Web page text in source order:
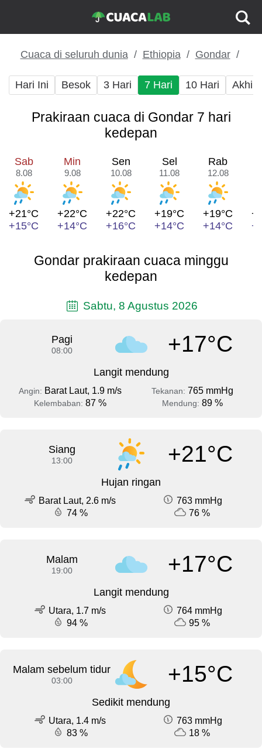
Cuaca di seluruh dunia Ethiopia Gondar
Hari Ini Besok 3 Hari 7 Hari 10 Hari Akhir
Prakiraan cuaca di Gondar 7 hari
kedepan
Sab
8.08
+21°C
+15°C
Min
9.08
+22°C
+14°C
Sen
10.08
+22°C
+16°C
Sel
11.08
+19°C
+14°C
Rab
12.08
+19°C
+14°C
Gondar prakiraan cuaca minggu
kedepan
Sabtu, 8 Agustus 2026
Pagi
08:00 +17°C
Langit mendung
Angin: Barat Laut, 1.9 m/s Tekanan: 765 mmHg
Kelembaban: 87 % Mendung: 89 %
Siang
13:00 +21°C
Hujan ringan
Barat Laut, 2.6 m/s
763 mmHg
74 %
76 %
Malam
19:00 +17°C
Langit mendung
Utara, 1.7 m/s
764 mmHg
94 %
95 %
Malam sebelum tidur
03:00 +15°C
Sedikit mendung
Utara, 1.4 m/s
763 mmHg
83 %
18 %